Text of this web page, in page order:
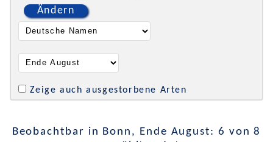
Ändern
Zeige auch ausgestorbene Arten
Beobachtbar in Bonn, Ende August: 6 von 8